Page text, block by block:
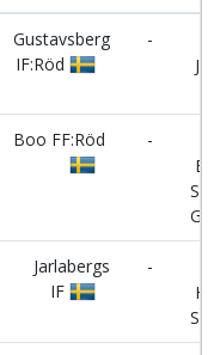
Gustavsberg
IF:Röd
-
Boo FF:Röd
-
SK -
Jarlabergs
IF
-